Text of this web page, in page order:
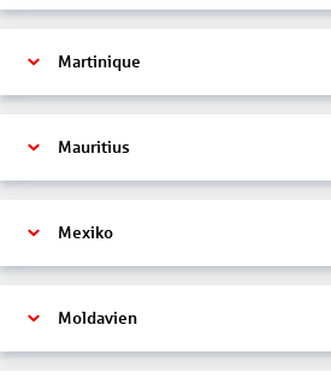
Martinique
Mauritius
Mexiko
Moldavien